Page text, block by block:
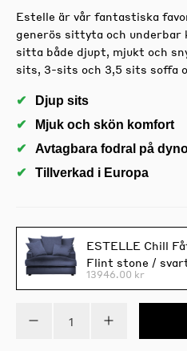
Estelle är vår fantastiska
generös sittyta och underbar
sitta både djupt, mjukt och
sits, 3-sits och 3,5 sits soffa
Djup sits
Mjuk och skön komfort
Avtagbara fodral på
Tillverkad i Europa
ESTELLE Chill
Flint stone /
13946.00 kr